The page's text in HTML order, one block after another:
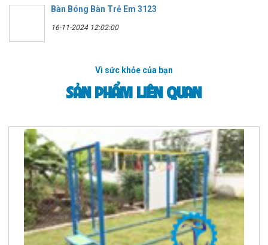
Bàn Bóng Bàn Trẻ Em 3123
16-11-2024 12:02:00
Vì sức khỏe của bạn
SẢN PHẨM LIÊN QUAN